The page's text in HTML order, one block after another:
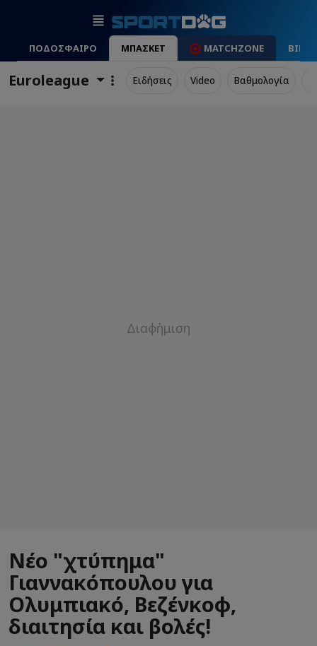
ΠΟΔΟΣΦΑΙΡΟ ΜΠΑΣΚΕΤ MATCHZONE
Euroleague Ειδήσεις Video Βαθμολογία
Νέο "χτύπημα"
Γιαννακόπουλου για
Ολυμπιακό, Βεζένκοφ,
διαιτησία και βολές!